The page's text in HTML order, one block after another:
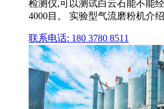
检测仪,可以测试白云石能不能
4000目。 实验型气流磨粉机介绍
联系电话: 180 3780 8511